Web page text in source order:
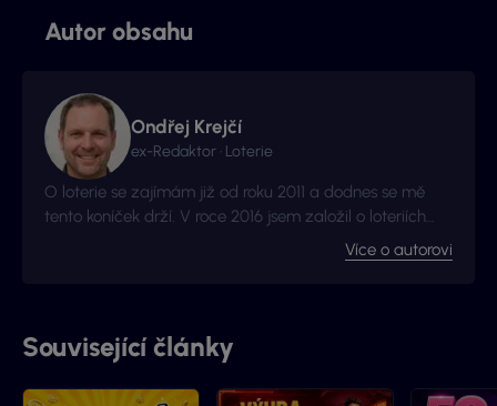
Autor obsahu
Ondřej Krejčí
ex-Redaktor · Loterie
O loterie se zajímám již od roku 2011 a dodnes se mě
tento koníček drží. V roce 2016 jsem založil o loteriích
web Vyhraj.com, který jsem následně v roce 2017
prodal, avšak za podmínek, že budu moci stále
mnohem více informací.
Více o autorovi
Související články